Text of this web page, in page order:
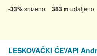
-33%sniženo 383 m udaljeno
LESKOVAČKI ĆEVAPI